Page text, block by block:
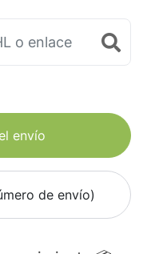
envío
de envío)